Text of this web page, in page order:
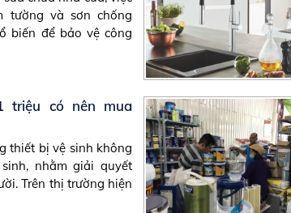
tường và sơn chống
biến để bảo vệ công
triệu có nên mua
thiết bị vệ sinh không
nhằm giải quyết
Trên thị trường hiện